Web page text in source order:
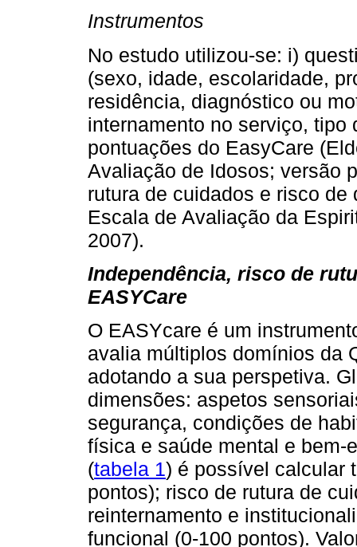
Instrumentos
No estudo utilizou-se: i)
(sexo, idade, escolaridade,
residência, diagnóstico ou
internamento no serviço,
pontuações do EasyCare
Avaliação de Idosos; versão
rutura de cuidados e risco
Escala de Avaliação da
2007).
Independência, risco de
EASYCare
O EASYcare é um
avalia múltiplos domínios da
adotando a sua perspetiva.
dimensões: aspetos
segurança, condições de
física e saúde mental e bem-
(tabela 1) é possível calcular
pontos); risco de rutura de
reinternamento e
funcional (0-100 pontos).